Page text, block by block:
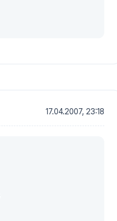
17.04.2007, 23:18